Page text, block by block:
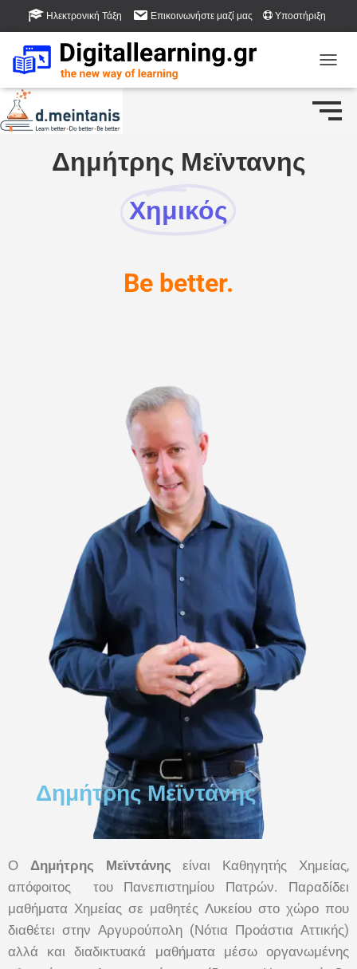
Ηλεκτρονική Τάξη Επικοινωνήστε μαζί μας Υποστήριξη
Βάση Γνώσης
Δημήτρης Μεϊντανης
Χημικός
Be better.
Δημήτρης Μεϊντάνης
Ο Δημήτρης Μεϊντάνης είναι Καθηγητής Χημείας,
απόφοιτος του Πανεπιστημίου Πατρών. Παραδίδει
μαθήματα Χημείας σε μαθητές Λυκείου στο χώρο που
διαθέτει στην Αργυρούπολη (Νότια Προάστια Αττικής)
αλλά και διαδικτυακά μαθήματα μέσω οργανωμένης